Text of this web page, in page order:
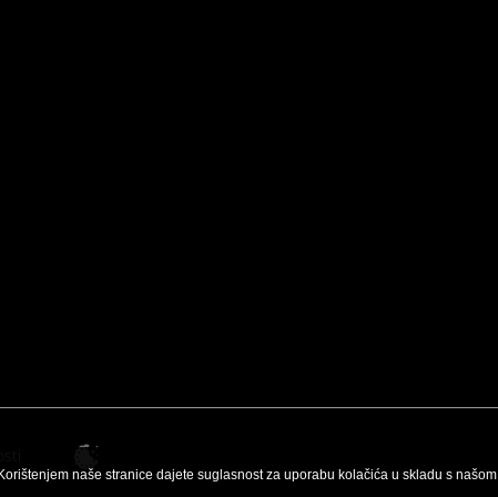
Korištenjem naše stranice dajete suglasnost za uporabu kolačića u skladu s našom